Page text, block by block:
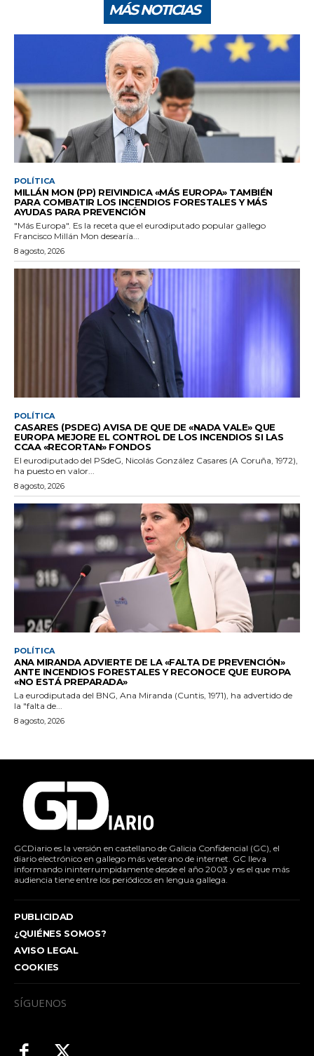
MÁS NOTICIAS
POLÍTICA
MILLÁN MON (PP) REIVINDICA «MÁS EUROPA» TAMBIÉN
PARA COMBATIR LOS INCENDIOS FORESTALES Y MÁS
AYUDAS PARA PREVENCIÓN
"Más Europa". Es la receta que el eurodiputado popular gallego
Francisco Millán Mon desearía...
8 agosto, 2026
POLÍTICA
CASARES (PSDEG) AVISA DE QUE DE «NADA VALE» QUE
EUROPA MEJORE EL CONTROL DE LOS INCENDIOS SI LAS
CCAA «RECORTAN» FONDOS
El eurodiputado del PSdeG, Nicolás González Casares (A Coruña, 1972),
ha puesto en valor...
8 agosto, 2026
POLÍTICA
ANA MIRANDA ADVIERTE DE LA «FALTA DE PREVENCIÓN»
ANTE INCENDIOS FORESTALES Y RECONOCE QUE EUROPA
«NO ESTÁ PREPARADA»
La eurodiputada del BNG, Ana Miranda (Cuntis, 1971), ha advertido de
la "falta de...
8 agosto, 2026
GCDiario es la versión en castellano de Galicia Confidencial (GC), el
diario electrónico en gallego más veterano de internet. GC lleva
informando ininterrumpidamente desde el año 2003 y es el que más
audiencia tiene entre los periódicos en lengua gallega.
PUBLICIDAD
¿QUIÉNES SOMOS?
AVISO LEGAL
COOKIES
SÍGUENOS